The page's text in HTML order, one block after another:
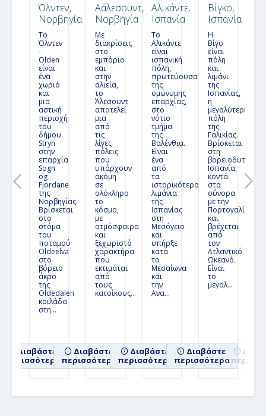
Ιβηρική Χερσόνησος - Από το Σαουθάμπτον
στη Βαρκελώνη (26MSC532)
9ήμερη κρουαζιέρα με το MSC Virtuosa
Ιταλία -
Γαλλία - Ισπανία
Ιβηρική Χερσόνησος και Γιβραλτάρ - 14
Ημέρες (26MSC475)
14ήμερη κρουαζιέρα με το MSC Virtuosa
Αγγλία -
Πορτογαλία - Ισπανία - Γιβραλτάρ
Ισπανία, Πορτογαλία & Γιβραλτάρ - 14 Ημέρες
(26MSC470)
14ήμερηκρουαζιέρα με το MSC Virtuosa
Αγγλία -
Πορτογαλία - Ισπανία - Γιβραλτάρ
Ισπανία, Πορτογαλία και Γιβραλτάρ
(26MSC462)
9ήμερη κρουαζιέρα με τοMSC Virtuosa
Αγγλία -
Γαλλία - Πορτογαλία - Γιβραλτάρ - Ισπανία
Κρουαζιέρα στον Κόλπο των Βάσκων
(26MSC471)
7ήμερη κρουαζιέρα με το MSC Virtuosa
Αγγλία -
Γαλλία - Ισπανία
14ήμερηκρουαζιέρα με τοMSC Virtuosa σεΑγγλία -
Νορβηγία - Γαλλία - Ισπανία
Όλντεν,
Νορβηγία
To
Όλντεν
-
Olden
είναι
ένα
χωριό
και
μια
αστική
περιοχή
του
δήμου
Stryn
στην
επαρχία
Sogn
og
Fjordane
της
Νορβηγίας.
Βρίσκεται
στο
στόμα
του
ποταμού
Oldeelva
στο
βόρειο
άκρο
της
Oldedalen
κοιλάδα
στη...
Διαβάστε
περισσότερα
Αάλεσουντ,
Νορβηγία
Με
διακρίσεις
στο
εμπόριο
και
στην
αλιεία,
το
Άλεσουντ
αποτελεί
μια
από
τις
λίγες
πόλεις
που
υπάρχουν
ακόμη
σε
ολόκληρο
το
κόσμο,
με
ατμόσφαιρα
και
ξεχωριστό
χαρακτήρα
που
εκτιμάται
από
τους
κατοίκους...
Διαβάστε
περισσότερα
Αλικάντε,
Ισπανία
Το
Αλικάντε
είναι
ισπανική
πόλη,
πρωτεύουσα
της
ομώνυμης
επαρχίας,
στο
νότιο
τμήμα
της
Βαλένθια.
Είναι
ένα
από
τα
ιστορικότερα
λιμάνια
της
Ισπανίας
στη
Μεσόγειο
και
υπήρξε
κατά
το
Μεσαίωνα
και
την
Ανα...
Διαβάστε
περισσότερα
Βίγκο,
Ισπανία
Η
Βίγο
είναι
πόλη
και
λιμάνι
της
Ισπανίας,
η
μεγαλύτερη
πόλη
της
Γαλικίας.
Βρίσκεται
στη
βορειοδυτική
Ισπανία,
κοντά
στα
σύνορα
με την
Πορτογαλία
και
βρέχεται
από
τον
Ατλαντικό
Ωκεανό.
Είναι
το
μεγαλ...
Διαβάστε
περισσότερα